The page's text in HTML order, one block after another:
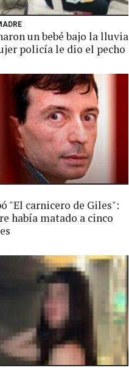
un bebé bajo la lluvia
policía le dio el pecho
"El carnicero de Giles":
había matado a cinco